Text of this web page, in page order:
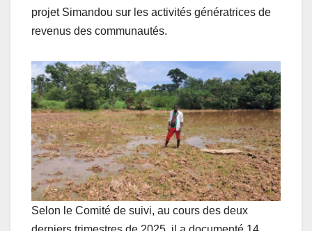
projet Simandou sur les activités génératrices de
revenus des communautés.
Selon le Comité de suivi, au cours des deux